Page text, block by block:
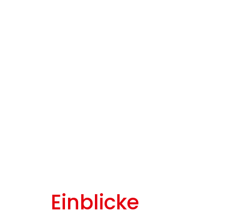
Einblicke